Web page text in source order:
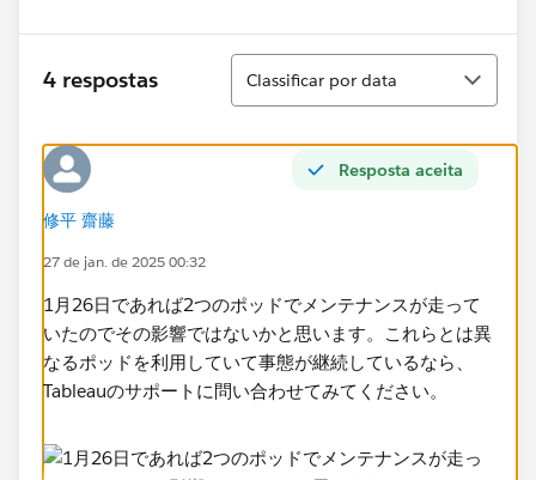
4 respostas
Classificar
Classificar por data
Resposta aceita
修平 齋藤
27 de jan. de 2025 00:32
1月26日であれば2つのポッドでメンテナンスが走って
いたのでその影響ではないかと思います。これらとは異
なるポッドを利用していて事態が継続しているなら、
Tableauのサポートに問い合わせてみてください。